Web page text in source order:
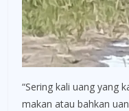
“Sering kali uang yang
makan atau bahkan